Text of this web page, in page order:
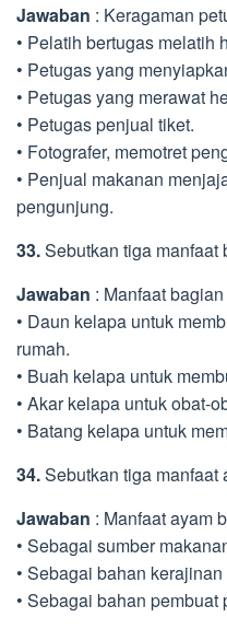
Jawaban : Keragaman
• Pelatih bertugas melatih
• Petugas yang
• Petugas yang merawat
• Petugas penjual tiket.
• Fotografer, memotret
• Penjual makanan
pengunjung.
33.Sebutkan tiga
Jawaban : Manfaat
• Daun kelapa untuk
rumah.
• Buah kelapa untuk
• Akar kelapa untuk obat-
• Batang kelapa untuk
34.Sebutkan tiga manfaat
Jawaban : Manfaat ayam
• Sebagai sumber
• Sebagai bahan kerajinan
• Sebagai bahan pembuat